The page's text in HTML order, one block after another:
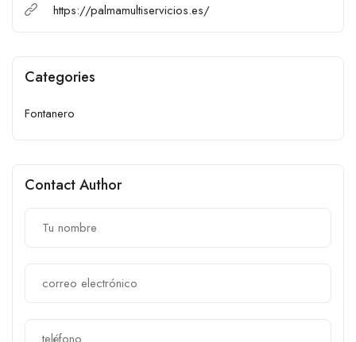
https://palmamultiservicios.es/
Categories
Fontanero
Contact Author